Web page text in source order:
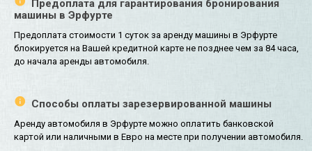
Предоплата для гарантирования бронирования
машины в Эрфурте
Предоплата стоимости 1 суток за аренду машины в Эрфурте
блокируется на Вашей кредитной карте не позднее чем за 84 часа,
до начала аренды автомобиля.
Способы оплаты зарезервированной машины
Аренду автомобиля в Эрфурте можно оплатить банковской
картой или наличными в Евро на месте при получении автомобиля.